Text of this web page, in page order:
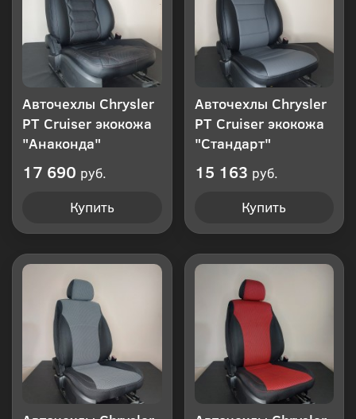
Авточехлы Chrysler
PT Cruiser экокожа
"Анаконда"
17 690 руб.
Купить
Авточехлы Chrysler
PT Cruiser экокожа
"Стандарт"
15 163 руб.
Купить